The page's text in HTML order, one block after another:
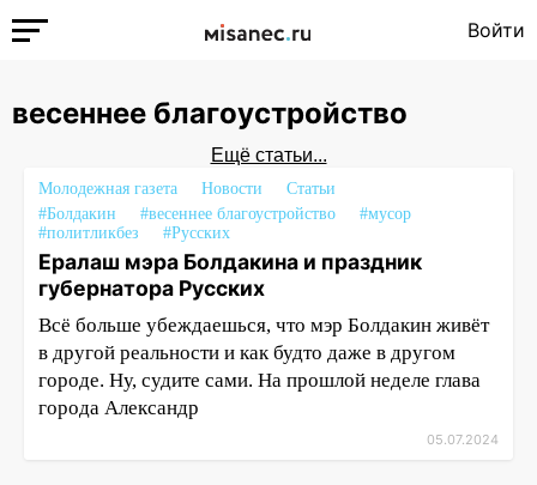
Войти
весеннее благоустройство
Ещё статьи...
Молодежная газета Новости
Статьи
#Болдакин
#весеннее благоустройство
#мусор
#политликбез
#Русских
Ералаш мэра Болдакина и праздник
губернатора Русских
Всё больше убеждаешься, что мэр Болдакин живёт
в другой реальности и как будто даже в другом
городе. Ну, судите сами. На прошлой неделе глава
города Александр
05.07.2024